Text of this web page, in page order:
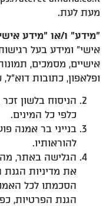
מעת לעת.
"מידע" ו/או "מידע
אישי" ומידע בעל
אישיים, מסמכים,
ופלאפון, כתובות
הניסוח בלשון
כלפי כל המינים.
בנייני בר אמנה
להוראותיו.
הגלישה באתר,
את מדיניות
הסכמתו לכל
הגנת הפרטיות,